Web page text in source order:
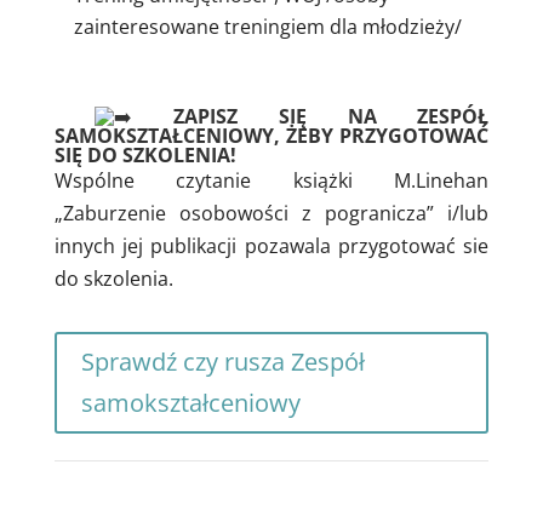
zainteresowane treningiem dla młodzieży/
ZAPISZ SIĘ NA ZESPÓŁ
SAMOKSZTAŁCENIOWY, ŻEBY PRZYGOTOWAĆ
SIĘ DO SZKOLENIA!
Wspólne czytanie książki M.Linehan
„Zaburzenie osobowości z pogranicza” i/lub
innych jej publikacji pozawala przygotować sie
do skzolenia.
Sprawdź czy rusza Zespół
samokształceniowy